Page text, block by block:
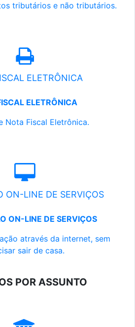
tributários e não tributários.
ELETRÔNICA
ELETRÔNICA
Nota Fiscal Eletrônica.
ON-LINE DE SERVIÇOS
ON-LINE DE SERVIÇOS
através da internet, sem
sair de casa.
POR ASSUNTO